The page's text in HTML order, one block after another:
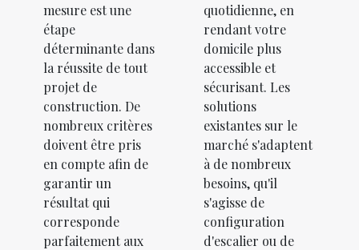
mesure est une
étape
déterminante dans
la réussite de tout
projet de
construction. De
nombreux critères
doivent être pris
en compte afin de
garantir un
résultat qui
corresponde
parfaitement aux
quotidienne, en
rendant votre
domicile plus
accessible et
sécurisant. Les
solutions
existantes sur le
marché s'adaptent
à de nombreux
besoins, qu'il
s'agisse de
configuration
d'escalier ou de